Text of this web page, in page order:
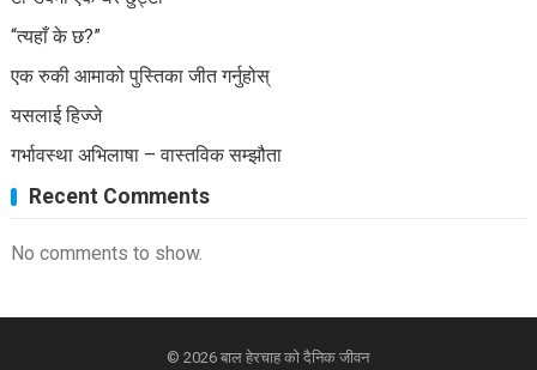
“त्यहाँ के छ?”
एक रुकी आमाको पुस्तिका जीत गर्नुहोस्
यसलाई हिज्जे
गर्भावस्था अभिलाषा – वास्तविक सम्झौता
Recent Comments
No comments to show.
© 2026बाल हेरचाह को दैनिक जीवन